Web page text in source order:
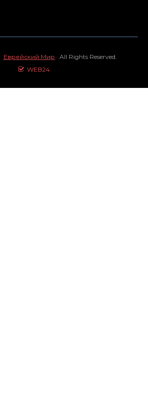
Еврейский Мир All Rights Reserved.
WEB24